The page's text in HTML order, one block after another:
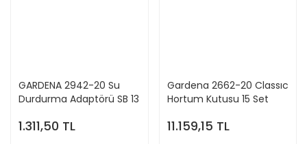
GARDENA 2942-20 Su
Durdurma Adaptörü SB 13
[Enerji Sınıfı C]
1.311,50 TL
Gardena 2662-20 Classıc
Hortum Kutusu 15 Set
11.159,15 TL